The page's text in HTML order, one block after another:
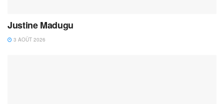
Justine Madugu
3 AOÛT 2026